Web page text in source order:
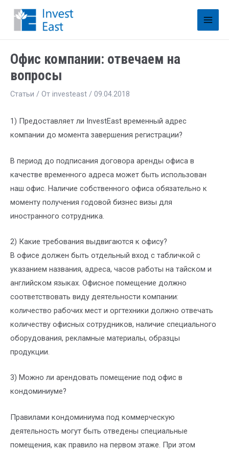
Офис компании: отвечаем на
вопросы
Статьи / От investeast / 09.04.2018
1) Предоставляет ли InvestEast временный адрес
компании до момента завершения регистрации?
В период до подписания договора аренды офиса в
качестве временного адреса может быть использован
наш офис. Наличие собственного офиса обязательно к
моменту получения годовой бизнес визы для
иностранного сотрудника.
2) Какие требования выдвигаются к офису?
В офисе должен быть отдельный вход с табличкой с
указанием названия, адреса, часов работы на тайском и
английском языках. Офисное помещение должно
соответствовать виду деятельности компании:
количество рабочих мест и оргтехники должно отвечать
количеству офисных сотрудников, наличие специального
оборудования, рекламные материалы, образцы
продукции.
3) Можно ли арендовать помещение под офис в
кондоминиуме?
Правилами кондоминиума под коммерческую
деятельность могут быть отведены специальные
помещения, как правило на первом этаже. При этом